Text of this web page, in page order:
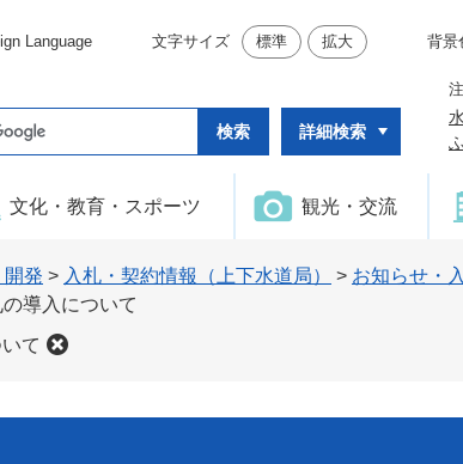
Language 文字サイズ 標準 拡大 背景
詳細検索
文化・教育・スポーツ 観光・交流
開発 > 入札・契約情報（上下水道局） > お知らせ・
導入について
て